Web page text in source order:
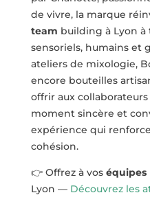
de vivre, la marque
team building à Lyon
sensoriels, humains et
ateliers de mixologie,
encore bouteilles
offrir aux
moment sincère et
expérience qui
cohésion.
👉Offrez à vos équipes
Lyon — Découvrez les